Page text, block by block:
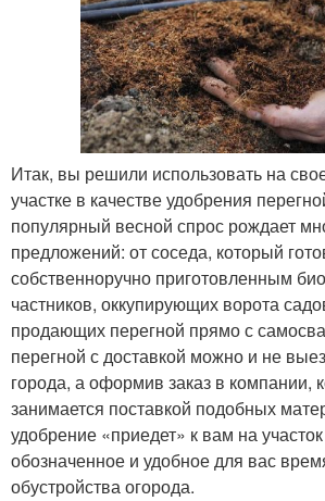
Итак, вы решили использовать на
участке в качестве удобрения
популярный весной спрос рождает
предложений: от соседа, который
собственноручно приготовленным
частников, оккупирующих ворота
продающих перегной прямо с
перегной с доставкой можно и не
города, а оформив заказ в компании,
занимается поставкой подобных
удобрение «приедет» к вам на участок
обозначенное и удобное для вас
обустройства огорода.